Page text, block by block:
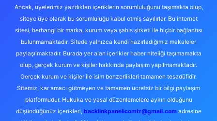
Ancak, üyelerimiz yazdıkları içeriklerin sorumluluğunu taşımakta olup,
siteye üye olarak bu sorumluluğu kabul etmiş sayılırlar. Bu internet
sitesi, herhangi bir marka, kurum veya şahıs şirketi ile hiçbir bağlantısı
bulunmamaktadır. Sitede yalnızca kendi hazırladığımız makaleler
paylaşılmaktadır. Burada yer alan içerikler haber niteliği taşımamakta
olup, gerçek kurum ve kişiler hakkında paylaşım yapılmamaktadır.
Gerçek kurum ve kişiler ile isim benzerlikleri tamamen tesadüfidir.
Sitemiz, kar amacı gütmeyen ve tamamen ücretsiz bir bilgi paylaşım
platformudur. Hukuka ve yasal düzenlemelere aykırı olduğunu
düşündüğünüz içerikleri, backlinkpanelicomtr@gmail.comadresine